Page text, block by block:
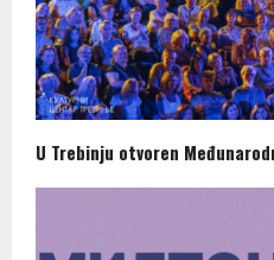
U Trebinju otvoren